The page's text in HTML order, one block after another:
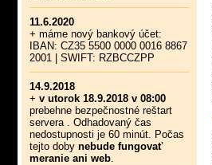
11.6.2020
+ máme nový bankový účet:
IBAN: CZ35 5500 0000 0016 8867
2001 | SWIFT: RZBCCZPP
14.9.2018
+ v utorok 18.9.2018 v 08:00
prebehne bezpečnostné reštart
servera . Odhadovaný čas
nedostupnosti je 60 minút. Počas
tejto doby nebude fungovať
meranie ani web.